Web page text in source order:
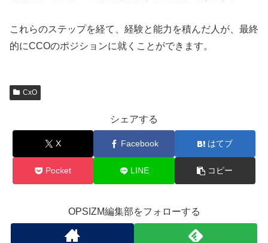
これらのステップを経て、経験と能力を積んだ人が、最終
的にCCOのポジションに就くことができます。
CxO
シェアする
X Facebook はてブ
Pocket LINE コピー
OPSIZM編集部をフォローする